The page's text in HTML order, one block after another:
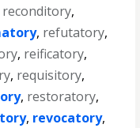
reconditory,
, refutatory,
, reificatory,
, requisitory,
, restoratory,
, revocatory,